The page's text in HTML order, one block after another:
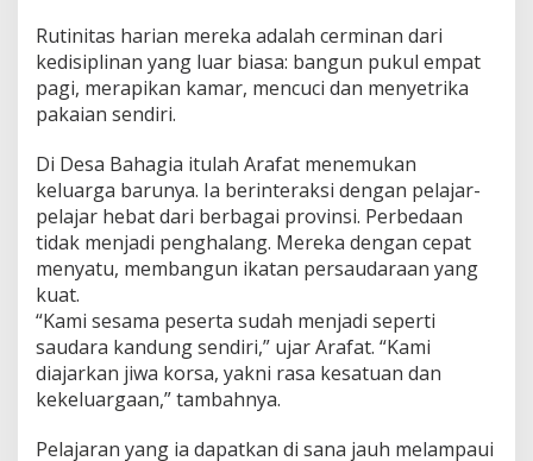
Rutinitas harian mereka adalah cerminan dari
kedisiplinan yang luar biasa: bangun pukul empat
pagi, merapikan kamar, mencuci dan menyetrika
pakaian sendiri.
Di Desa Bahagia itulah Arafat menemukan
keluarga barunya. Ia berinteraksi dengan pelajar-
pelajar hebat dari berbagai provinsi. Perbedaan
tidak menjadi penghalang. Mereka dengan cepat
menyatu, membangun ikatan persaudaraan yang
kuat.
“Kami sesama peserta sudah menjadi seperti
saudara kandung sendiri,” ujar Arafat. “Kami
diajarkan jiwa korsa, yakni rasa kesatuan dan
kekeluargaan,” tambahnya.
Pelajaran yang ia dapatkan di sana jauh melampaui